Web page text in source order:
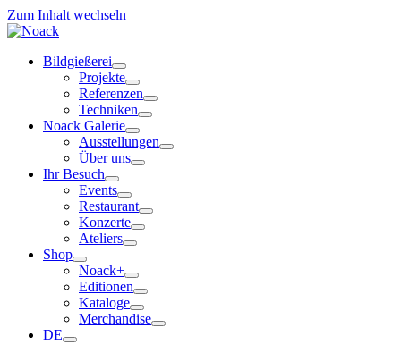
Zum Inhalt wechseln
Bildgießerei
Projekte
Referenzen
Techniken
Noack Galerie
Ausstellungen
Über uns
Ihr Besuch
Events
Restaurant
Konzerte
Ateliers
Shop
Noack+
Editionen
Kataloge
Merchandise
DE